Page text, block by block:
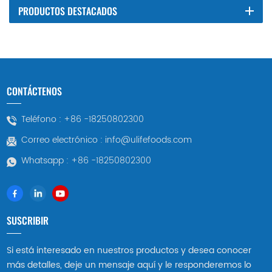
PRODUCTOS DESTACADOS
CONTÁCTENOS
Teléfono : +86 -18250802300
Correo electrónico : info@ulifefoods.com
Whatsapp : +86 -18250802300
SUSCRIBIR
Si está interesado en nuestros productos y desea conocer
más detalles, deje un mensaje aquí y le responderemos lo